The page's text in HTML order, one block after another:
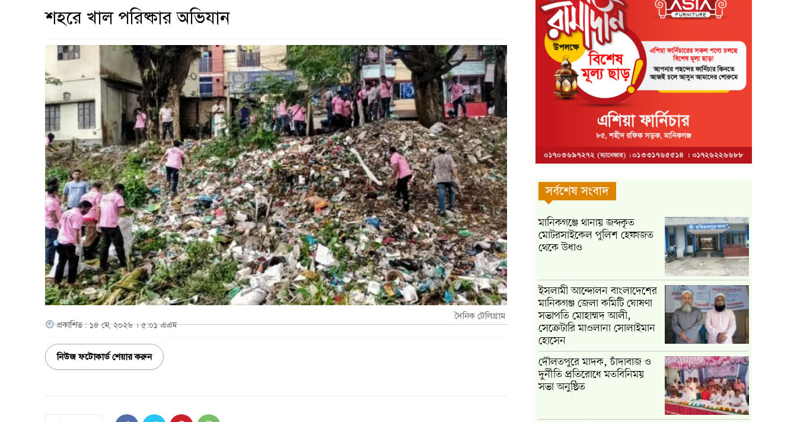
শহরে খাল পরিষ্কার অভিযান
দৈনিক টেলিগ্রাম
প্রকাশিত : ১৪ মে, ২০২৬ । ৫:০১ এএম
নিউজ ফটোকার্ড শেয়ার করুন
সর্বশেষ সংবাদ
মানিকগঞ্জে থানায় জব্দকৃত
মোটরসাইকেল পুলিশ হেফাজত
থেকে উধাও
ইসলামী আন্দোলন বাংলাদেশের
মানিকগঞ্জ জেলা কমিটি ঘোষণা
সভাপতি মোহাম্মদ আলী,
সেক্রেটারি মাওলানা সোলাইমান
হোসেন
দৌলতপুরে মাদক, চাঁদাবাজ ও
দুর্নীতি প্রতিরোধে মতবিনিময়
সভা অনুষ্ঠিত